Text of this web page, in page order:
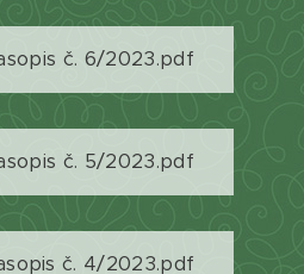
č. 6/2023.pdf
č. 5/2023.pdf
č. 4/2023.pdf